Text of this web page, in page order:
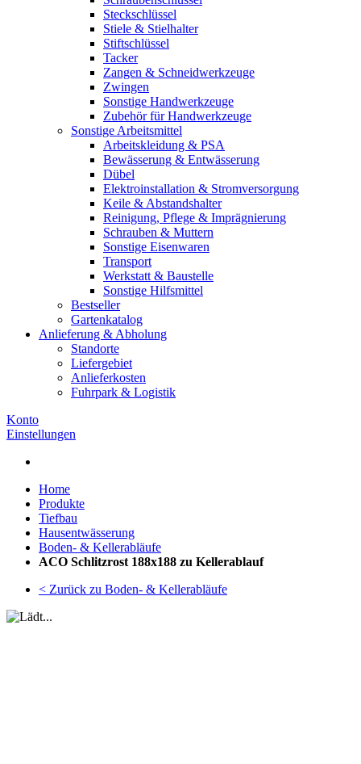
Steckschlüssel
Stiele & Stielhalter
Stiftschlüssel
Tacker
Zangen & Schneidwerkzeuge
Zwingen
Sonstige Handwerkzeuge
Zubehör für Handwerkzeuge
Sonstige Arbeitsmittel
Arbeitskleidung & PSA
Bewässerung & Entwässerung
Dübel
Elektroinstallation & Stromversorgung
Keile & Abstandshalter
Reinigung, Pflege & Imprägnierung
Schrauben & Muttern
Sonstige Eisenwaren
Transport
Werkstatt & Baustelle
Sonstige Hilfsmittel
Bestseller
Gartenkatalog
Anlieferung & Abholung
Standorte
Liefergebiet
Anlieferkosten
Fuhrpark & Logistik
Konto
Einstellungen
Home
Produkte
Tiefbau
Hausentwässerung
Boden- & Kellerabläufe
ACO Schlitzrost 188x188 zu Kellerablauf
< Zurück zu Boden- & Kellerabläufe